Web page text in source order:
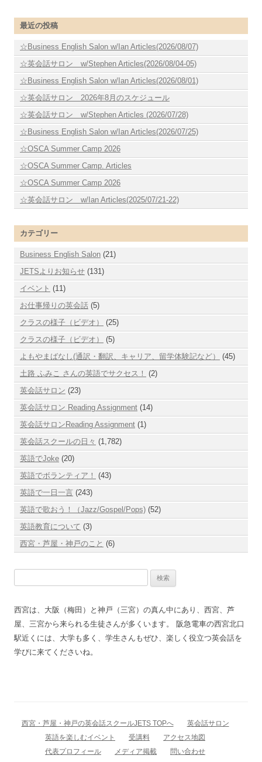
最近の投稿
☆Business English Salon w/Ian Articles(2026/08/07)
☆英会話サロン w/Stephen Articles(2026/08/04-05)
☆Business English Salon w/Ian Articles(2026/08/01)
☆英会話サロン 2026年8月のスケジュール
☆英会話サロン w/Stephen Articles (2026/07/28)
☆Business English Salon w/Ian Articles(2026/07/25)
☆OSCA Summer Camp 2026
☆OSCA Summer Camp. Articles
☆OSCA Summer Camp 2026
☆英会話サロン w/Ian Articles(2025/07/21-22)
カテゴリー
Business English Salon (21)
JETSよりお知らせ (131)
イベント (11)
お仕事帰りの英会話 (5)
クラスの様子（ビデオ）
(25)
クラスの様子（ビデオ）
(5)
よもやまばなし(通訳・翻訳、キャリア、留学体験記など）
(45)
土路 ふみこ さんの英語でサクセス！
(2)
英会話サロン (23)
英会話サロン Reading Assignment (14)
英会話サロンReading Assignment (1)
英会話スクールの日々 (1,782)
英語でJoke (20)
英語でボランティア！
(43)
英語で一日一言 (243)
英語で歌おう！（Jazz/Gospel/Pops) (52)
英語教育について (3)
西宮・芦屋・神戸のこと (6)
西宮は、大阪（梅田）と神戸（三宮）の真ん中にあり、西宮、芦
屋、三宮から来られる生徒さんが多くいます。 阪急電車の西宮北口
駅近くには、大学も多く、学生さんもぜひ、楽しく役立つ英会話を
学びに来てくださいね。
西宮・芦屋・神戸の英会話スクールJETS TOPへ
英会話サロン
英語を楽しむイベント
受講料
アクセス地図
代表プロフィール
メディア掲載 問い合わせ